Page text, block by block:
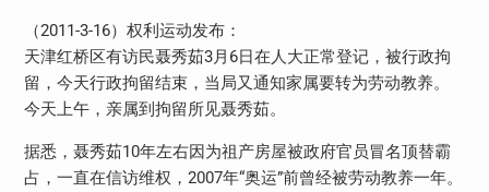
（2011-3-16）权利运动发布：
天津红桥区有访民聂秀茹3月6日在人大正常登记，被行政拘
留，今天行政拘留结束，当局又通知家属要转为劳动教养。
今天上午，亲属到拘留所见聂秀茹。
据悉，聂秀茹10年左右因为祖产房屋被政府官员冒名顶替霸
占，一直在信访维权，2007年“奥运”前曾经被劳动教养一年。